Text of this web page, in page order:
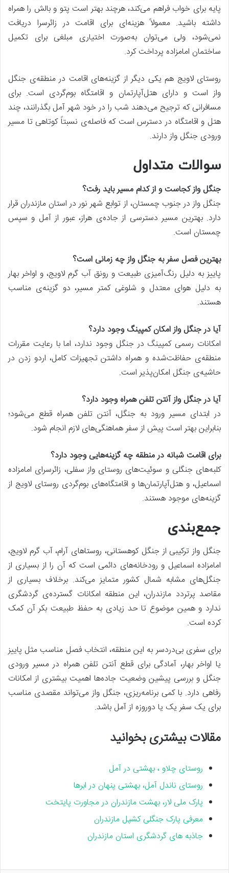
پایه برای خواب فراهم می‌کند، هرچند بهتر است پتو و بالش را همراه
داشته باشید. معمولاً هزینه‌ای برای اقامت در زائرسرا دریافت
نمی‌شود، ولی می‌توان به‌صورت اختیاری مبلغی برای تکمیل
ساختمان امامزاده پرداخت کرد.
روستای لاویج هم یکی دیگر از گزینه‌های اقامت در منطقه‌ی جنگل
واز است و دارای هتل‌آپارتمان و اقامتگاه بوم‌گردی است. برای
مسافرانی که ترجیح می‌دهند شب را در خود شهر آمل بگذرانند، چند
هتل و اقامتگاه در دسترس است که فاصله‌ی نسبتاً کوتاهی تا مسیر
ورودی جنگل واز دارند.
سوالات متداول
جنگل واز کجاست و از کدام مسیر باید رفت؟
جنگل واز در جنوب چمستان، از توابع شهر نور در استان مازندران قرار
دارد. بهترین مسیر دسترسی از جاده‌ی هراز، عبور از آمل و سپس
چمستان است.
بهترین فصل سفر به جنگل واز چه زمانی است؟
پاییز به دلیل رنگ‌آمیزی طبیعت و رونق آب گرم لاویج، و اواخر بهار
به دلیل هوای معتدل و شلوغی کمتر مسیر، دو گزینه‌ی مناسب
هستند.
آیا در جنگل واز امکان کمپینگ وجود دارد؟
امکانات رسمی کمپینگ در جنگل وجود ندارد، اما با رعایت مقررات
منطقه‌ی حفاظت‌شده و همراه داشتن تجهیزات کامل، اردو زدن در
حاشیه‌ی جنگل امکان‌پذیر است.
آیا در جنگل واز آنتن تلفن همراه وجود دارد؟
در ابتدای مسیر ورود به جنگل، آنتن تلفن همراه قطع می‌شود؛
بنابراین بهتر است پیش از سفر هماهنگی‌های لازم انجام شود.
برای اقامت شبانه در منطقه چه گزینه‌هایی وجود دارد؟
کلبه‌های جنگلی و سوئیت‌های روستای واز سفلی، زائرسرای امامزاده
اسماعیل، و هتل‌آپارتمان‌ها و اقامتگاه‌های بوم‌گردی روستای لاویج از
گزینه‌های موجود هستند.
جمع‌بندی
جنگل واز ترکیبی از جنگل کوهستانی، روستاهای آرام، آب گرم لاویج،
امامزاده اسماعیل و رودخانه‌های دائمی است که آن را از بسیاری از
جنگل‌های مشابه شمال کشور متمایز می‌کند. برخلاف بسیاری از
مقاصد پرتردد مازندران، این منطقه امکانات گسترده‌ی گردشگری
ندارد و همین موضوع تا حد زیادی به حفظ طبیعت بکر آن کمک
کرده است.
برای سفری بی‌دردسر به این منطقه، انتخاب فصل مناسب مثل پاییز
یا اواخر بهار، آمادگی برای قطع آنتن تلفن همراه در مسیر ورودی
جنگل و بررسی پیشین وضعیت جاده‌ها اهمیت بیشتری از امکانات
رفاهی دارد. با کمی برنامه‌ریزی، جنگل واز می‌تواند مقصدی مناسب
برای یک سفر یک یا دوروزه از آمل باشد.
مقالات بیشتری بخوانید
روستای چلاو ، بهشتی در آمل
روستای ناندل آمل، بهشتی پنهان در ابرها
پارک ملی لار، بهشت مازندران در مجاورت پایتخت
معرفی پارک جنگلی کشپل مازندران
جاذبه های گردشگری استان مازندران